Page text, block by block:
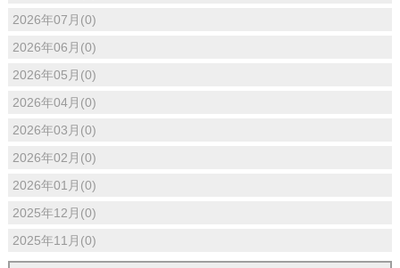
2026年07月(0)
2026年06月(0)
2026年05月(0)
2026年04月(0)
2026年03月(0)
2026年02月(0)
2026年01月(0)
2025年12月(0)
2025年11月(0)